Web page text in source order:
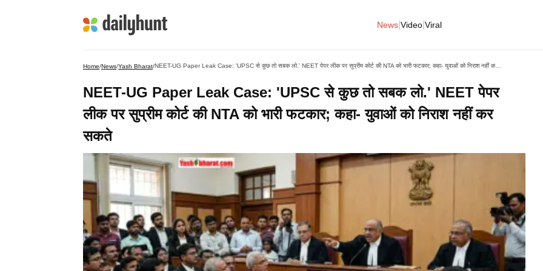
News Video Viral
Home/News/Yash Bharat/ NEET-UG Paper Leak Case: 'UPSC से कुछ तो सबक लो.' NEET पेपर लीक पर सुप्रीम कोर्ट की NTA को भारी फटकार; कहा- युवाओं को निराश नहीं कर सकते
NEET-UG Paper Leak Case: 'UPSC से कुछ तो सबक लो.' NEET पेपर
लीक पर सुप्रीम कोर्ट की NTA को भारी फटकार; कहा- युवाओं को निराश नहीं कर
सकते